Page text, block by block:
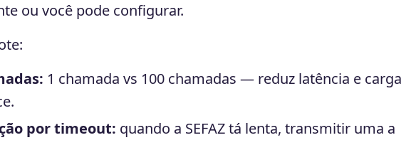
ou você pode configurar.
1 chamada vs 100 chamadas — reduz latência e carga
por timeout: quando a SEFAZ tá lenta, transmitir uma a